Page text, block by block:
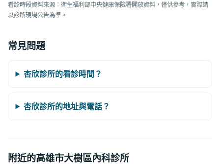
看診時段資料來源：衛生福利部中央健康保險署開放資料，僅供參考，實際請
以診所現場公告為準。
常見問題
杏欣診所的看診時間？
杏欣診所的地址與電話？
附近的高雄市大樹區內科診所